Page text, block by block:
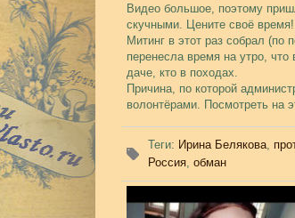
Видео большое, поэтому
скучными. Цените своё время!
Митинг в этот раз собрал
перенесла время на утро,
даче, кто в походах.
Причина, по которой
волонтёрами. Посмотреть на
Теги: Ирина Белякова,
Россия, обман